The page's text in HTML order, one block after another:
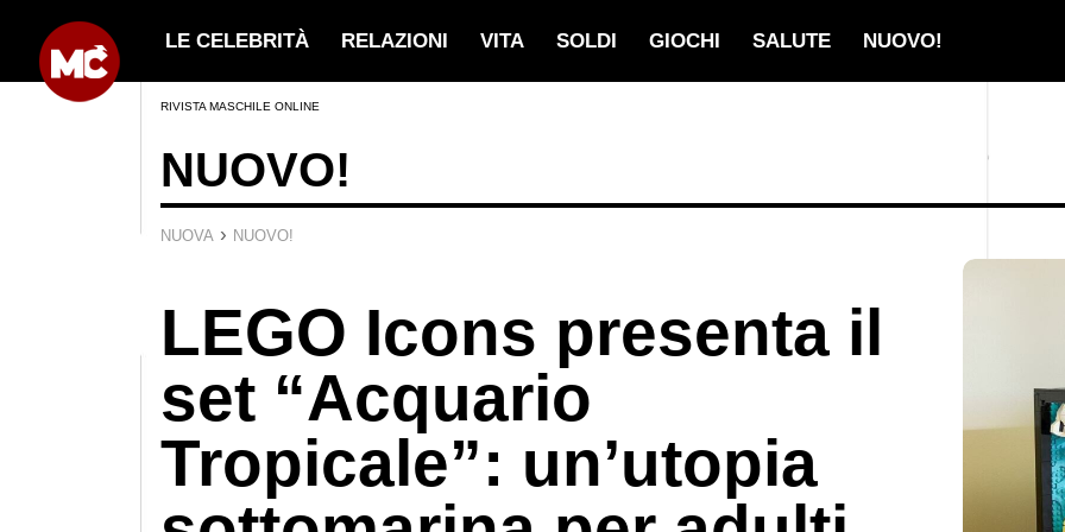
LE CELEBRITÀ RELAZIONI VITA SOLDI GIOCHI SALUTE NUOVO!
RIVISTA MASCHILE ONLINE
NUOVO!
NUOVA › NUOVO!
LEGO Icons presenta il
set “Acquario
Tropicale”: un’utopia